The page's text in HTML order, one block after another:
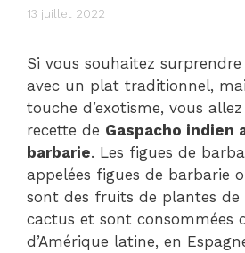
13 juillet 2022
Si vous souhaitez surprendre
avec un plat traditionnel,
touche d’exotisme, vous
recette de Gaspacho indien
barbarie. Les figues de
appelées figues de barbarie
sont des fruits de plantes de
cactus et sont consommées
d’Amérique latine, en